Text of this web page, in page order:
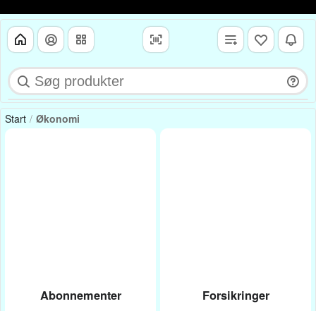
Start Økonomi
Abonnementer Forsikringer